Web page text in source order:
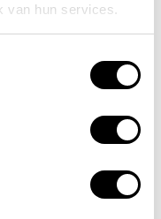
van hun services.